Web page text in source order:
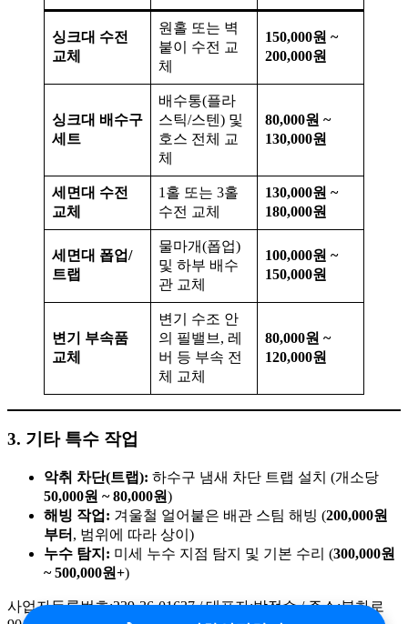
싱크대 수전
교체
원홀 또는 벽
붙이 수전 교
체
150,000원 ~
200,000원
싱크대 배수구
세트
배수통(플라
스틱/스텐) 및
호스 전체 교
체
80,000원 ~
130,000원
세면대 수전
교체
1홀 또는 3홀
수전 교체
130,000원 ~
180,000원
세면대 폽업/
트랩
물마개(폽업)
및 하부 배수
관 교체
100,000원 ~
150,000원
변기 부속품
교체
변기 수조 안
의 필밸브, 레
버 등 부속 전
체 교체
80,000원 ~
120,000원
3. 기타 특수 작업
악취 차단(트랩): 하수구 냄새 차단 트랩 설치 (개소당
50,000원 ~ 80,000원)
해빙 작업: 겨울철 얼어붙은 배관 스팀 해빙 (200,000원
부터 , 범위에 따라 상이)
누수 탐지: 미세 누수 지점 탐지 및 기본 수리 (300,000원
~ 500,000원+)
사업자등록번호:239-36-01637 / 대표자:박정수 / 주소:봉화로